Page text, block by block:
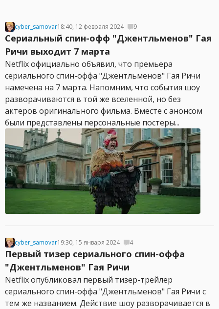
cyber_samovar18:40, 12 февраля 2024 9
Сериальный спин-офф "Джентльменов" Гая
Ричи выходит 7 марта
Netflix официально объявил, что премьера
сериального спин-оффа "Джентльменов" Гая Ричи
намечена на 7 марта. Напомним, что события шоу
разворачиваются в той же вселенной, но без
актеров оригинального фильма. Вместе с анонсом
были представлены персональные постеры...
cyber_samovar19:30, 15 января 2024 4
Первый тизер сериального спин-оффа
"Джентльменов" Гая Ричи
Netflix опубликовал первый тизер-трейлер
сериального спин-оффа "Джентльменов" Гая Ричи с
тем же названием. Действие шоу разворачивается в